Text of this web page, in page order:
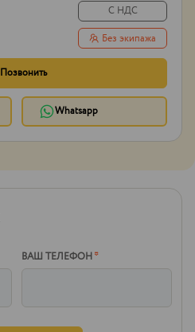
С НДС
Без экипажа
Позвонить
Whatsapp
ВАШ ТЕЛЕФОН*